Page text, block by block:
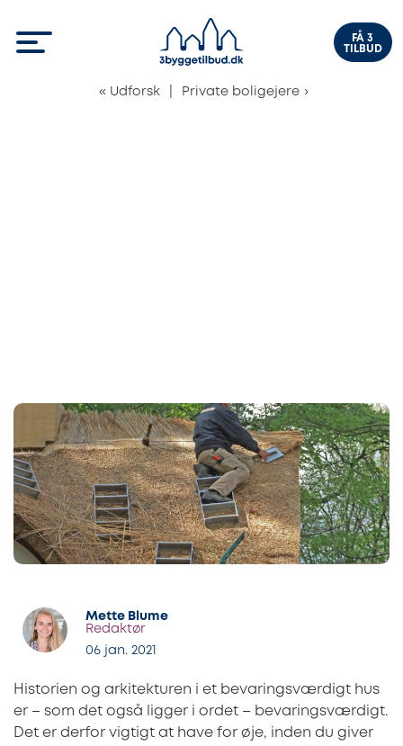
FÅ 3
TILBUD
« Udforsk Private boligejere ›
Mette Blume
Redaktør
06 jan. 2021
Historien og arkitekturen i et bevaringsværdigt hus
er – som det også ligger i ordet – bevaringsværdigt.
Det er derfor vigtigt at have for øje, inden du giver